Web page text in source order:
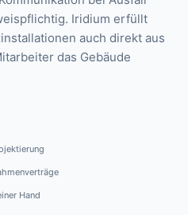
Iridium erfüllt
auch direkt aus
das Gebäude
Hand